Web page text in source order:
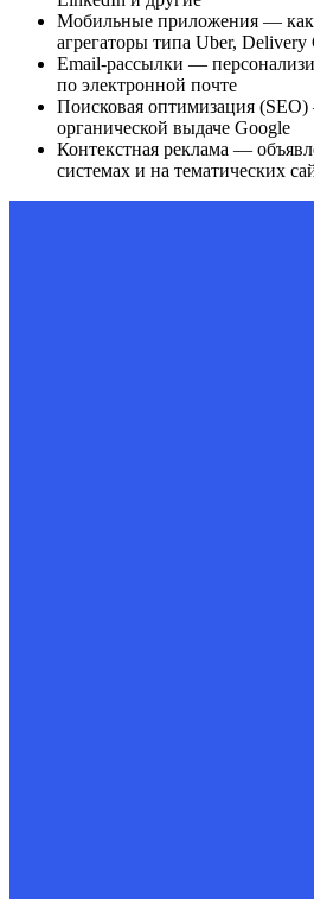
Мобильные приложения — как
агрегаторы типа Uber, Delivery
Email-рассылки —
по электронной почте
Поисковая оптимизация
органической выдаче Google
Контекстная реклама —
системах и на тематических